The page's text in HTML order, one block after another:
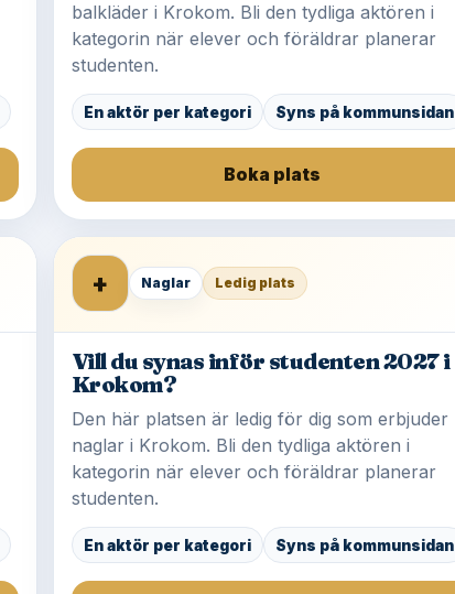
balkläder i Krokom. Bli den tydliga aktören i
kategorin när elever och föräldrar planerar
studenten.
En aktör per kategori Syns på kommunsidan
Boka plats
+ Naglar Ledig plats
Vill du synas inför studenten 2027 i
Krokom?
Den här platsen är ledig för dig som erbjuder
naglar i Krokom. Bli den tydliga aktören i
kategorin när elever och föräldrar planerar
studenten.
En aktör per kategori Syns på kommunsidan